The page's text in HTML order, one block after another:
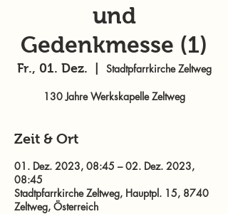
und
Gedenkmesse (1)
Fr., 01. Dez. Stadtpfarrkirche Zeltweg
130 Jahre Werkskapelle Zeltweg
Zeit & Ort
01. Dez. 2023, 08:45 – 02. Dez. 2023,
08:45
Stadtpfarrkirche Zeltweg, Hauptpl. 15, 8740
Zeltweg, Österreich